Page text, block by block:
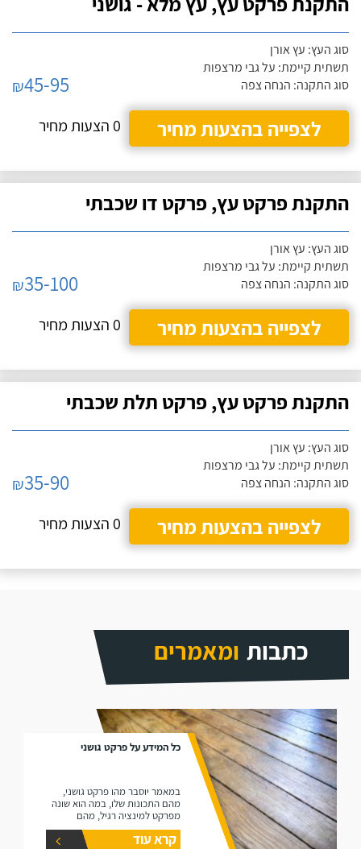
סוג העץ: עץ אורן
תשתית קיימת: על גבי מרצפות
סוג התקנה: הנחה צפה
₪45-95
לצפייה בהצעות מחיר
0 הצעות מחיר
התקנת פרקט עץ, פרקט דו שכבתי
סוג העץ: עץ אורן
תשתית קיימת: על גבי מרצפות
סוג התקנה: הנחה צפה
₪35-100
לצפייה בהצעות מחיר
0 הצעות מחיר
התקנת פרקט עץ, פרקט תלת שכבתי
סוג העץ: עץ אורן
תשתית קיימת: על גבי מרצפות
סוג התקנה: הנחה צפה
₪35-90
לצפייה בהצעות מחיר
0 הצעות מחיר
כתבות ומאמרים
כל המידע על פרקט גושני
במאמר יוסבר מהו פרקט גושני,
מהם התכונות שלו, במה הוא שונה
מפרקט למינציה רגיל, מהם
היתרונות שלו ומהם החסרונות שלו.
קרא עוד